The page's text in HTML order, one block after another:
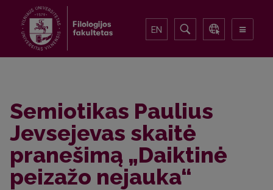
EN
Semiotikas Paulius
Jevsejevas skaitė
pranešimą „Daiktinė
peizažo nejauka“